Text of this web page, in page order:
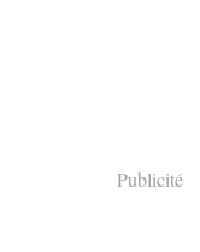
Publicité